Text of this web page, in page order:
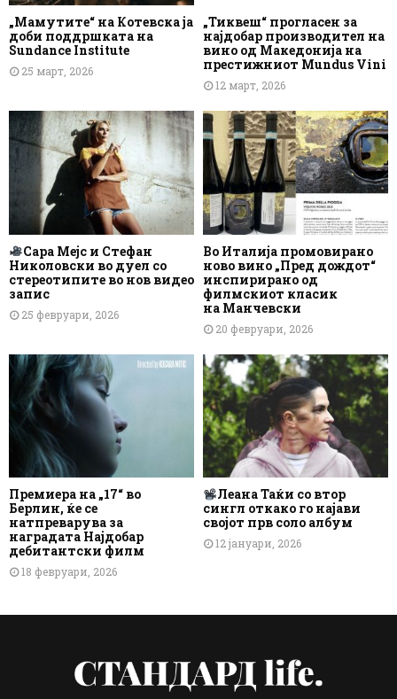
„Мамутите“ на Котевска ја
доби поддршката на
Sundance Institute
25 март, 2026
„Тиквеш“ прогласен за
најдобар производител на
вино од Македонија на
престижниот Mundus Vini
12 март, 2026
Сара Мејс и Стефан
Николовски во дуел со
стереотипите во нов видео
запис
25 февруари, 2026
Во Италија промовирано
ново вино „Пред дождот“
инспирирано од
филмскиот класик
на Манчевски
20 февруари, 2026
Премиера на „17“ во
Берлин, ќе се
натпреварува за
наградата Најдобар
дебитантски филм
18 февруари, 2026
Леана Таќи со втор
сингл откако го најави
својот прв соло албум
12 јануари, 2026